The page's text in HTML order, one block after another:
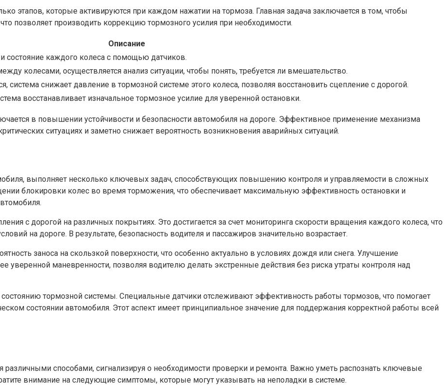
этапов, которые активируются при каждом нажатии на тормоза. Главная задача заключается в том, чтобы
позволяет производить коррекцию тормозного усилия при необходимости.
Описание
состояние каждого колеса с помощью датчиков.
колесами, осуществляется анализ ситуации, чтобы понять, требуется ли вмешательство.
система снижает давление в тормозной системе этого колеса, позволяя восстановить сцепление с дорогой.
восстанавливает изначальное тормозное усилие для уверенной остановки.
в повышении устойчивости и безопасности автомобиля на дороге. Эффективное применение механизма
ситуациях и заметно снижает вероятность возникновения аварийных ситуаций.
выполняет несколько ключевых задач, способствующих повышению контроля и управляемости в сложных
блокировки колес во время торможения, что обеспечивает максимальную эффективность остановки и
с дорогой на различных покрытиях. Это достигается за счет мониторинга скорости вращения каждого колеса, что
на дороге. В результате, безопасность водителя и пассажиров значительно возрастает.
заноса на скользкой поверхности, что особенно актуально в условиях дождя или снега. Улучшение
уверенной маневренности, позволяя водителю делать экстренные действия без риска утраты контроля над
тормозной системы. Специальные датчики отслеживают эффективность работы тормозов, что помогает
состоянии автомобиля. Этот аспект имеет принципиальное значение для поддержания корректной работы всей
различными способами, сигнализируя о необходимости проверки и ремонта. Важно уметь распознать ключевые
внимание на следующие симптомы, которые могут указывать на неполадки в системе.